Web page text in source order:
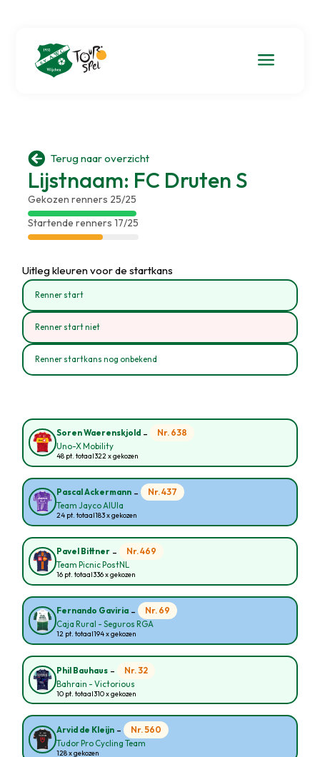
a
 Terug naar overzicht
Lijstnaam: FC Druten S
Gekozen renners 25/25
Startende renners 17/25
Uitleg kleuren voor de startkans
Renner start
Renner start niet
Renner startkans nog onbekend
Soren Waerenskjold - Nr. 638
Uno-X Mobility
48 pt. totaal322 x gekozen
Pascal Ackermann - Nr. 437
Team Jayco AlUla
24 pt. totaal183 x gekozen
Pavel Bittner - Nr. 469
Team Picnic PostNL
16 pt. totaal336 x gekozen
Fernando Gaviria - Nr. 69
Caja Rural - Seguros RGA
12 pt. totaal194 x gekozen
Phil Bauhaus - Nr. 32
Bahrain - Victorious
10 pt. totaal310 x gekozen
Arvid de Kleijn - Nr. 560
Tudor Pro Cycling Team
128 x gekozen